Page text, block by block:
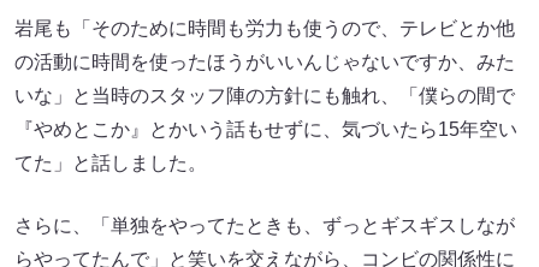
岩尾も「そのために時間も労力も使うので、テレビとか他
の活動に時間を使ったほうがいいんじゃないですか、みた
いな」と当時のスタッフ陣の方針にも触れ、「僕らの間で
『やめとこか』とかいう話もせずに、気づいたら15年空い
てた」と話しました。
さらに、「単独をやってたときも、ずっとギスギスしなが
らやってたんで」と笑いを交えながら、コンビの関係性に